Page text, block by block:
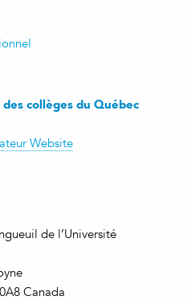
collèges du Québec
Website
de l’Université
Canada